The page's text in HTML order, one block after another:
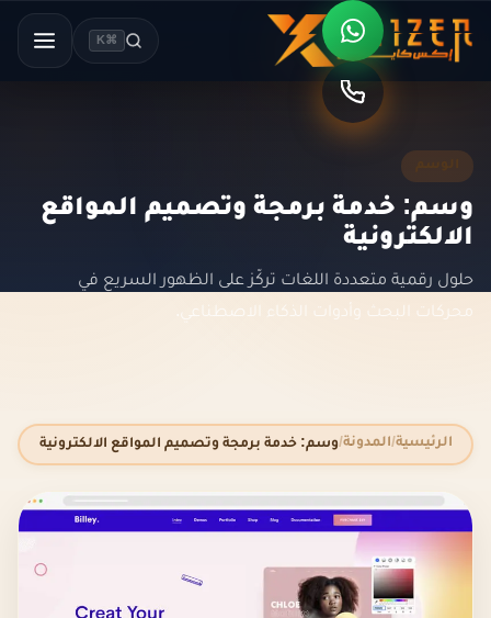
⌘K
وسم: خدمة برمجة وتصميم المواقع
الالكترونية
حلول رقمية متعددة اللغات تركّز على الظهور السريع في
محركات البحث وأدوات الذكاء الاصطناعي.
الرئيسية المدونة وسم: خدمة برمجة وتصميم المواقع الالكترونية